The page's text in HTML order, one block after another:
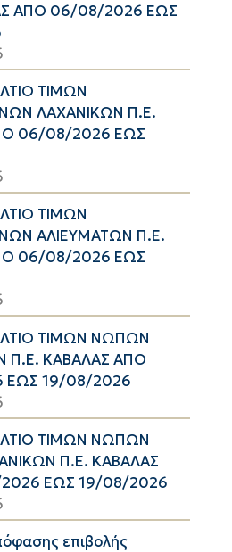
ΑΠΟ 06/08/2026 ΕΩΣ
ΤΙΜΩΝ
ΛΑΧΑΝΙΚΩΝ Π.Ε.
06/08/2026 ΕΩΣ
ΤΙΜΩΝ
ΑΛΙΕΥΜΑΤΩΝ Π.Ε.
06/08/2026 ΕΩΣ
ΤΙΜΩΝ ΝΩΠΩΝ
Π.Ε. ΚΑΒΑΛΑΣ ΑΠΟ
ΕΩΣ 19/08/2026
ΤΙΜΩΝ ΝΩΠΩΝ
Π.Ε. ΚΑΒΑΛΑΣ
ΕΩΣ 19/08/2026
επιβολής